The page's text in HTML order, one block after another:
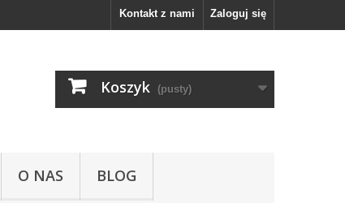
Zaloguj się
Kontakt z nami
Koszyk (pusty)
O NAS BLOG